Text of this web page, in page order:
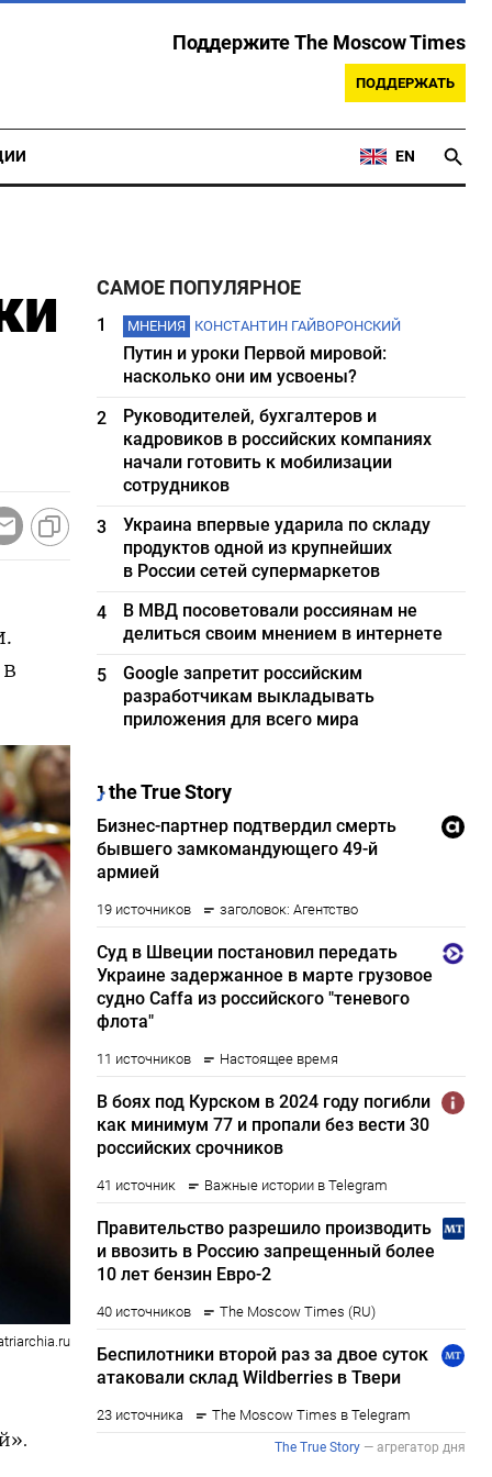
Поддержите The Moscow Times
ПОДДЕРЖАТЬ
EN
САМОЕ ПОПУЛЯРНОЕ
1 МНЕНИЯ КОНСТАНТИН ГАЙВОРОНСКИЙ
Путин и уроки Первой мировой:
насколько они им усвоены?
2
Руководителей, бухгалтеров и
кадровиков в российских компаниях
начали готовить к мобилизации
сотрудников
3
Украина впервые ударила по складу
продуктов одной из крупнейших
в России сетей супермаркетов
4
В МВД посоветовали россиянам не
делиться своим мнением в интернете
5
Google запретит российским
разработчикам выкладывать
приложения для всего мира